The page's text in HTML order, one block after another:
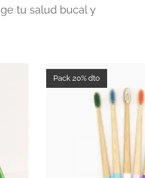
tu salud bucal y
Pack 20% dto